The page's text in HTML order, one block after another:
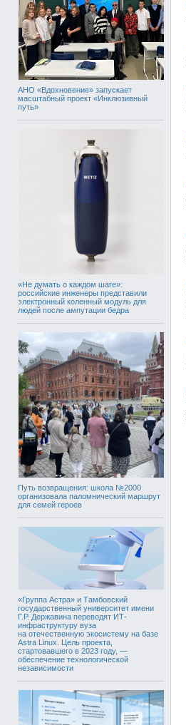
АНО «Вдохновение» запускает
масштабный проект «Инклюзивный
путь»
«Не думать о каждом шаге»:
российские инженеры представили
электронный коленный модуль для
людей после ампутации бедра
Путь возвращения: школа №2000
организовала паломнический маршрут
для семей героев
«Группа Астра» и Тамбовский
государственный университет имени
Г.Р. Державина переводят ИТ-
инфраструктуру вуза
на отечественную экосистему на базе
Astra Linux. Цель проекта,
стартовавшего в 2023 году, —
обеспечение технологической
независимости